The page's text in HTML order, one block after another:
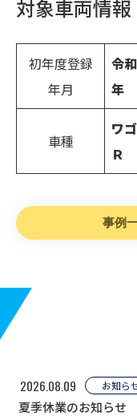
対象車両情報
初年度登録
年月
令
年
車種
ワ
Ｒ
事例
2026.08.09 お知ら
夏季休業のお知らせ